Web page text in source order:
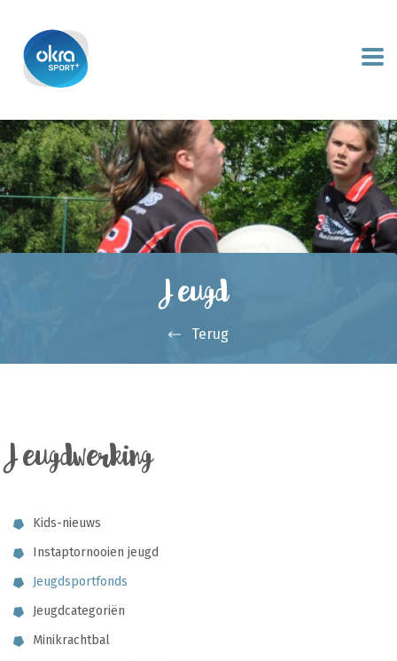
Jeugd
Terug
Jeugdwerking
Kids-nieuws
Instaptornooien jeugd
Jeugdsportfonds
Jeugdcategoriën
Minikrachtbal